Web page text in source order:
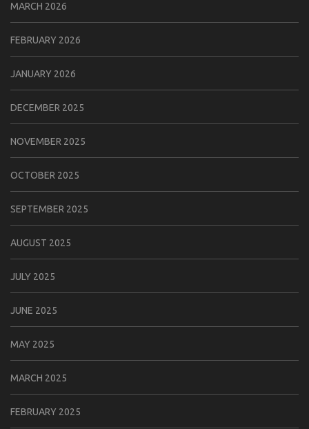
MARCH 2026
FEBRUARY 2026
JANUARY 2026
DECEMBER 2025
NOVEMBER 2025
OCTOBER 2025
SEPTEMBER 2025
AUGUST 2025
JULY 2025
JUNE 2025
MAY 2025
MARCH 2025
FEBRUARY 2025